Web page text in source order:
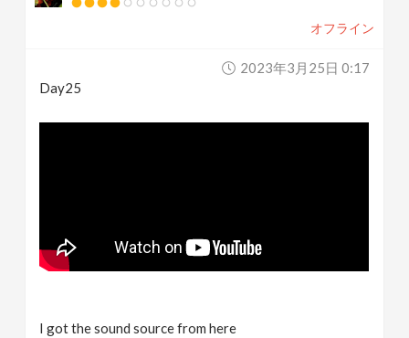
オフライン
2023年3月25日 0:17
Day25
I got the sound source from here